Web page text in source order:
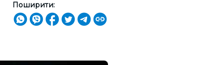
Поширити: